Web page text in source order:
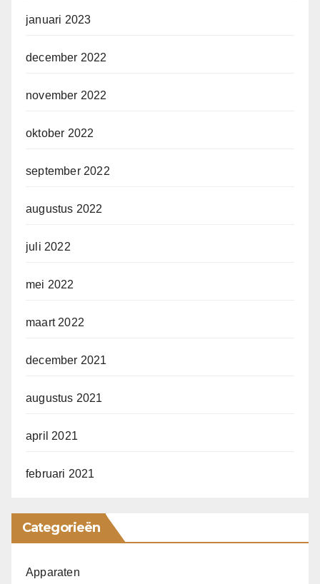
januari 2023
december 2022
november 2022
oktober 2022
september 2022
augustus 2022
juli 2022
mei 2022
maart 2022
december 2021
augustus 2021
april 2021
februari 2021
Categorieën
Apparaten